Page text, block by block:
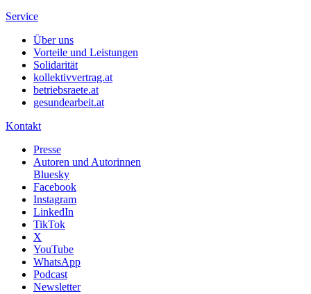
Service
Über uns
Vorteile und Leistungen
Solidarität
kollektivvertrag.at
betriebsraete.at
gesundearbeit.at
Kontakt
Presse
Autoren und Autorinnen
Bluesky
Facebook
Instagram
LinkedIn
TikTok
X
YouTube
WhatsApp
Podcast
Newsletter